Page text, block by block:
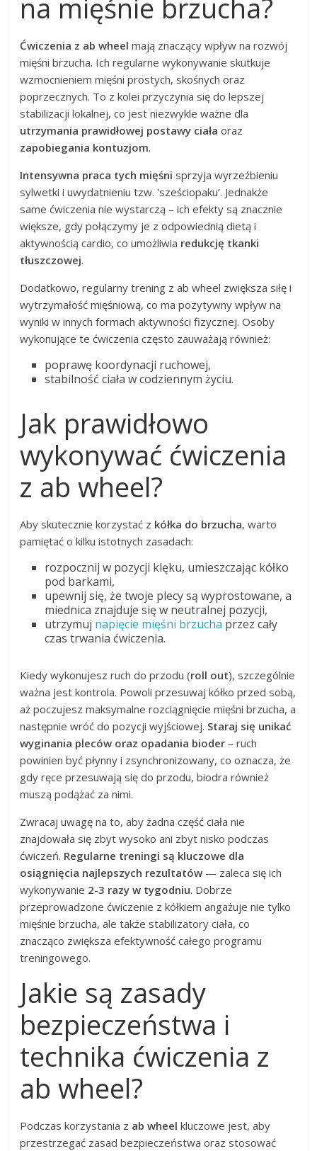
na mięśnie brzucha?
Ćwiczenia z ab wheel mają znaczący wpływ na rozwój
mięśni brzucha. Ich regularne wykonywanie skutkuje
wzmocnieniem mięśni prostych, skośnych oraz
poprzecznych. To z kolei przyczynia się do lepszej
stabilizacji lokalnej, co jest niezwykle ważne dla
utrzymania prawidłowej postawy ciała oraz
zapobiegania kontuzjom.
Intensywna praca tych mięśni sprzyja wyrzeźbieniu
sylwetki i uwydatnieniu tzw. 'sześciopaku’. Jednakże
same ćwiczenia nie wystarczą – ich efekty są znacznie
większe, gdy połączymy je z odpowiednią dietą i
aktywnością cardio, co umożliwia redukcję tkanki
tłuszczowej.
Dodatkowo, regularny trening z ab wheel zwiększa siłę i
wytrzymałość mięśniową, co ma pozytywny wpływ na
wyniki w innych formach aktywności fizycznej. Osoby
wykonujące te ćwiczenia często zauważają również:
poprawę koordynacji ruchowej,
stabilność ciała w codziennym życiu.
Jak prawidłowo
wykonywać ćwiczenia
z ab wheel?
Aby skutecznie korzystać z kółka do brzucha, warto
pamiętać o kilku istotnych zasadach:
rozpocznij w pozycji klęku, umieszczając kółko
pod barkami,
upewnij się, że twoje plecy są wyprostowane, a
miednica znajduje się w neutralnej pozycji,
utrzymuj napięcie mięśni brzucha przez cały
czas trwania ćwiczenia.
Kiedy wykonujesz ruch do przodu (roll out), szczególnie
ważna jest kontrola. Powoli przesuwaj kółko przed sobą,
aż poczujesz maksymalne rozciągnięcie mięśni brzucha, a
następnie wróć do pozycji wyjściowej. Staraj się unikać
wyginania pleców oraz opadania bioder – ruch
powinien być płynny i zsynchronizowany, co oznacza, że
gdy ręce przesuwają się do przodu, biodra również
muszą podążać za nimi.
Zwracaj uwagę na to, aby żadna część ciała nie
znajdowała się zbyt wysoko ani zbyt nisko podczas
ćwiczeń. Regularne treningi są kluczowe dla
osiągnięcia najlepszych rezultatów — zaleca się ich
wykonywanie 2-3 razy w tygodniu. Dobrze
przeprowadzone ćwiczenie z kółkiem angażuje nie tylko
mięśnie brzucha, ale także stabilizatory ciała, co
znacząco zwiększa efektywność całego programu
treningowego.
Jakie są zasady
bezpieczeństwa i
technika ćwiczenia z
ab wheel?
Podczas korzystania z ab wheel kluczowe jest, aby
przestrzegać zasad bezpieczeństwa oraz stosować